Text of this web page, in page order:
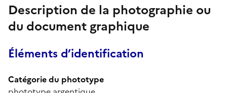
Description de la photographie ou
du document graphique
Éléments d’identification
Catégorie du phototype